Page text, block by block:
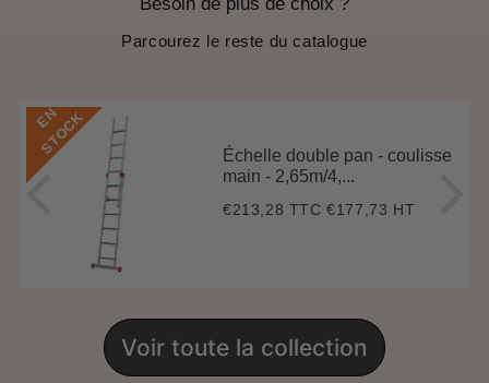
Besoin de plus de choix ?
Parcourez le reste du catalogue
E
N
S
T
O
C
K
Échelle double pan - coulisse
main - 2,65m/4,...
Prix
€213,28 TTC€213,28
€177,73 HT
Voir toute la collection